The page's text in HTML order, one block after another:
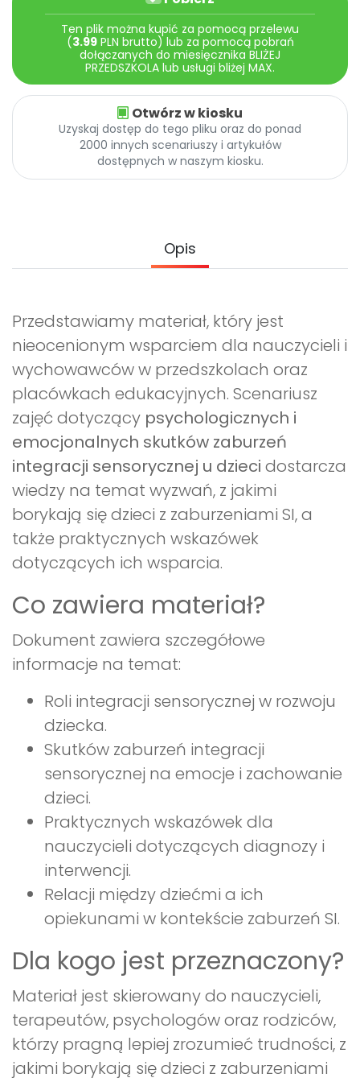
Archiwalne numery
Pomoc
Promocje
Ten plik można kupić za pomocą przelewu
(3.99PLN brutto) lub za pomocą pobrań
dołączanych do miesięcznika BLIŻEJ
PRZEDSZKOLA lub usługi bliżej MAX.
Otwórz w kiosku
Uzyskaj dostęp do tego pliku oraz do ponad
2000 innych scenariuszy i artykułów
dostępnych w naszym kiosku.
Opis
Przedstawiamy materiał, który jest
nieocenionym wsparciem dla nauczycieli i
wychowawców w przedszkolach oraz
placówkach edukacyjnych. Scenariusz
zajęć dotyczący psychologicznych i
emocjonalnych skutków zaburzeń
integracji sensorycznej u dzieci dostarcza
wiedzy na temat wyzwań, z jakimi
borykają się dzieci z zaburzeniami SI, a
także praktycznych wskazówek
dotyczących ich wsparcia.
Co zawiera materiał?
Dokument zawiera szczegółowe
informacje na temat:
Roli integracji sensorycznej w rozwoju
dziecka.
Skutków zaburzeń integracji
sensorycznej na emocje i zachowanie
dzieci.
Praktycznych wskazówek dla
nauczycieli dotyczących diagnozy i
interwencji.
Relacji między dziećmi a ich
opiekunami w kontekście zaburzeń SI.
Dla kogo jest przeznaczony?
Materiał jest skierowany do nauczycieli,
terapeutów, psychologów oraz rodziców,
którzy pragną lepiej zrozumieć trudności, z
jakimi borykają się dzieci z zaburzeniami